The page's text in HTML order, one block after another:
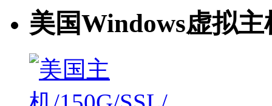
美国Windows虚拟主